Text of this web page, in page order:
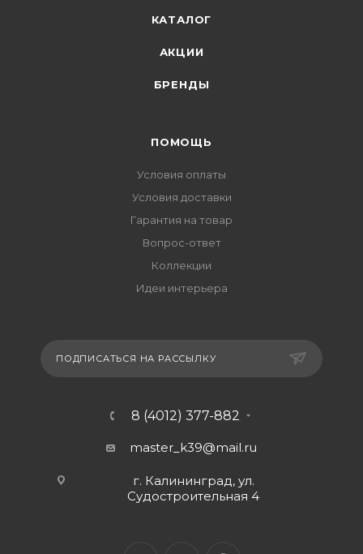
КАТАЛОГ
АКЦИИ
БРЕНДЫ
ПОМОЩЬ
Условия оплаты
Условия доставки
Гарантия на товар
Вопрос-ответ
Коллекции
Идеи интерьера
ПОДПИСАТЬСЯ НА РАССЫЛКУ
8 (4012) 377-882
master_k39@mail.ru
г. Калининград, ул.
Судостроительная 4